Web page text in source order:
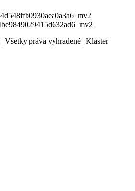
Všetky práva vyhradené | Klaster